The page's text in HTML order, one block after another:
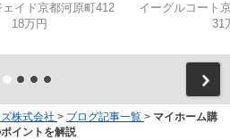
イド京都河原町412
18万円
31
株式会社 > ブログ記事一覧 > マイホーム購
イントを解説